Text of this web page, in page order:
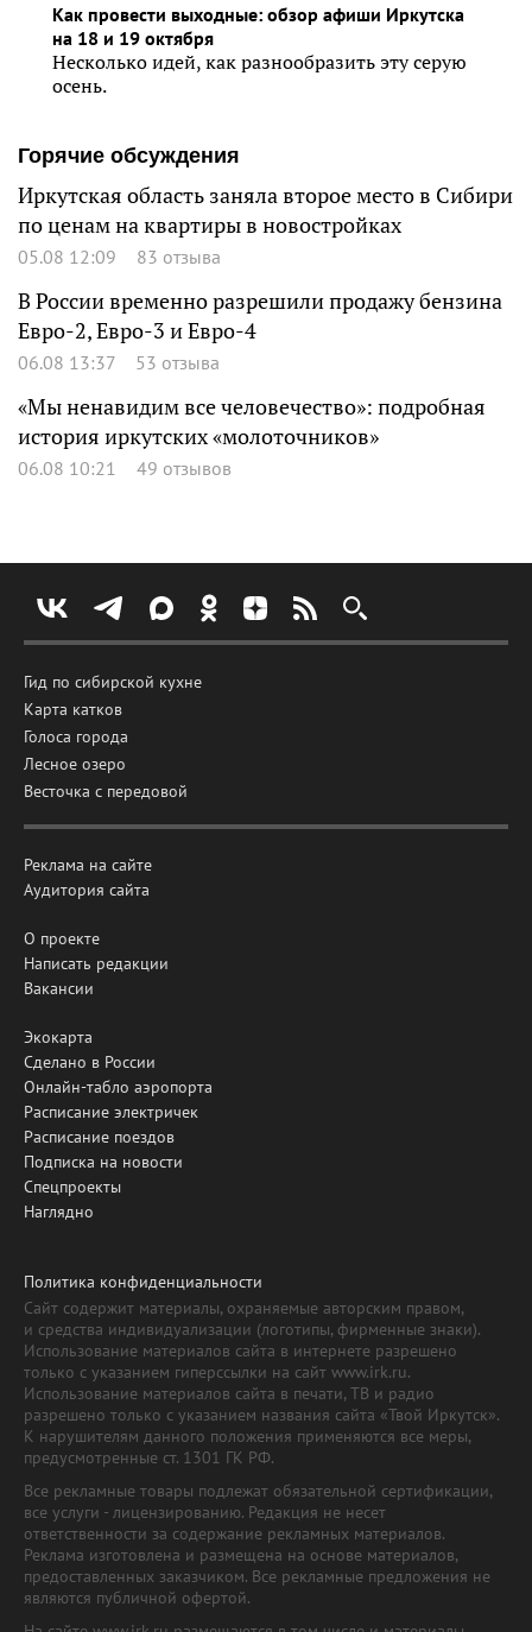
Как провести выходные: обзор афиши Иркутска
на 18 и 19 октября
Несколько идей, как разнообразить эту серую
осень.
Горячие обсуждения
Иркутская область заняла второе место в Сибири
по ценам на квартиры в новостройках
05.08 12:09 83 отзыва
В России временно разрешили продажу бензина
Евро-2, Евро-3 и Евро-4
06.08 13:37 53 отзыва
«Мы ненавидим все человечество»: подробная
история иркутских «молоточников»
06.08 10:21 49 отзывов
Гид по сибирской кухне
Карта катков
Голоса города
Лесное озеро
Весточка с передовой
Реклама на сайте
Аудитория сайта
О проекте
Написать редакции
Вакансии
Экокарта
Сделано в России
Онлайн-табло аэропорта
Расписание электричек
Расписание поездов
Подписка на новости
Спецпроекты
Наглядно
Политика конфиденциальности
Сайт содержит материалы, охраняемые авторским правом,
и средства индивидуализации (логотипы, фирменные знаки).
Использование материалов сайта в интернете разрешено
только с указанием гиперссылки на сайт www.irk.ru.
Использование материалов сайта в печати, ТВ и радио
разрешено только с указанием названия сайта «Твой Иркутск».
К нарушителям данного положения применяются все меры,
предусмотренные ст. 1301 ГК РФ.
Все рекламные товары подлежат обязательной сертификации,
все услуги - лицензированию. Редакция не несет
ответственности за содержание рекламных материалов.
Реклама изготовлена и размещена на основе материалов,
предоставленных заказчиком. Все рекламные предложения не
являются публичной офертой.